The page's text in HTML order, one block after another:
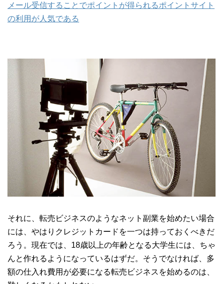
メール受信することでポイントが得られるポイントサイト
の利用が人気である
それに、転売ビジネスのようなネット副業を始めたい場合
には、やはりクレジットカードを一つは持っておくべきだ
ろう。現在では、18歳以上の年齢となる大学生には、ちゃ
んと作れるようになっているはずだ。そうでなければ、多
額の仕入れ費用が必要になる転売ビジネスを始めるのは、